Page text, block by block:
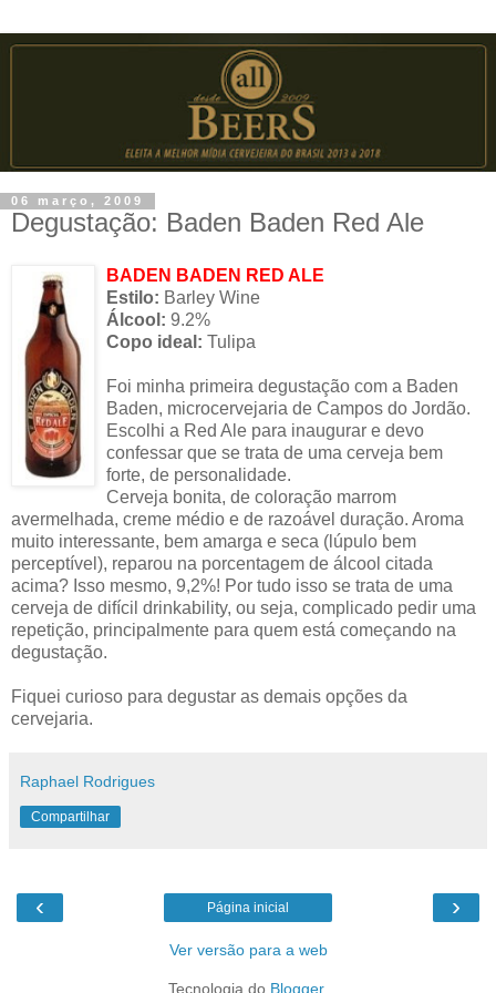
06 março, 2009
Degustação: Baden Baden Red Ale
BADEN BADEN RED ALE
Estilo: Barley Wine
Álcool: 9.2%
Copo ideal: Tulipa
Foi minha primeira degustação com a Baden
Baden, microcervejaria de Campos do Jordão.
Escolhi a Red Ale para inaugurar e devo
confessar que se trata de uma cerveja bem
forte, de personalidade.
Cerveja bonita, de coloração marrom
avermelhada, creme médio e de razoável duração. Aroma
muito interessante, bem amarga e seca (lúpulo bem
perceptível), reparou na porcentagem de álcool citada
acima? Isso mesmo, 9,2%! Por tudo isso se trata de uma
cerveja de difícil drinkability, ou seja, complicado pedir uma
repetição, principalmente para quem está começando na
degustação.
Fiquei curioso para degustar as demais opções da
cervejaria.
Raphael Rodrigues
Compartilhar
‹ ›
Página inicial
Ver versão para a web
Tecnologia do Blogger.